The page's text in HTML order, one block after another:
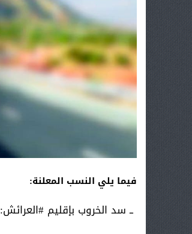
فيما يلي النسب المعلنة:
ــ سد الخروب بإقليم #العرائش: 97%